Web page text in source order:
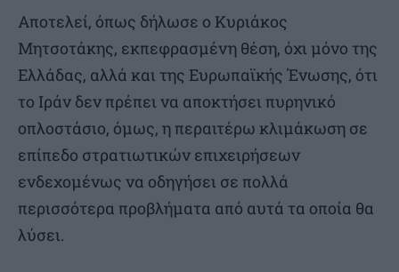
Αποτελεί, όπως δήλωσε ο Κυριάκος
Μητσοτάκης, εκπεφρασμένη θέση, όχι μόνο της
Ελλάδας, αλλά και της Ευρωπαϊκής Ένωσης, ότι
το Ιράν δεν πρέπει να αποκτήσει πυρηνικό
οπλοστάσιο, όμως, η περαιτέρω κλιμάκωση σε
επίπεδο στρατιωτικών επιχειρήσεων
ενδεχομένως να οδηγήσει σε πολλά
περισσότερα προβλήματα από αυτά τα οποία θα
λύσει.